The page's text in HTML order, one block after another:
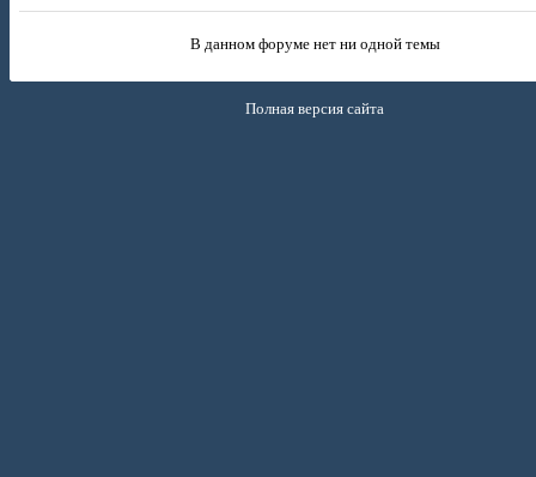
В данном форуме нет ни одной темы
Полная версия сайта